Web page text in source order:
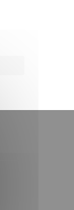
des cookies